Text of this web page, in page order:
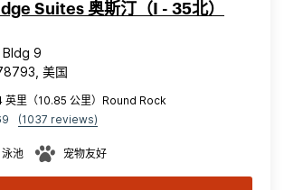
Suites 奥斯汀（I - 35北）
Bldg 9
美国
英里（10.85 公里）Round Rock
(1037 reviews)
泳池 宠物友好